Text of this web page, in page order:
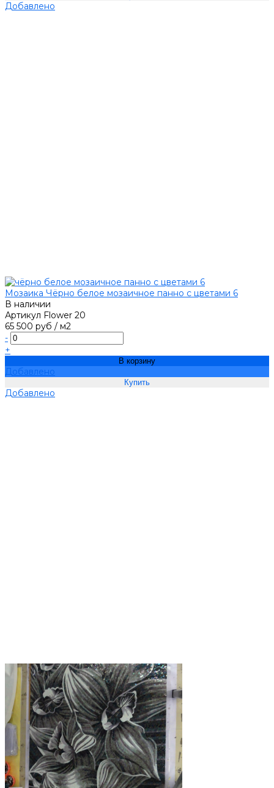
Добавлено
Мозаика Чёрно белое мозаичное панно с цветами 6
В наличии
Артикул Flower 20
65 500 руб / м2
-
+
В корзину
Добавлено
Добавлено